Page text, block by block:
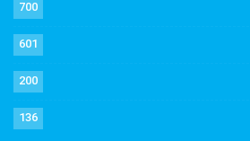
700
601
200
136